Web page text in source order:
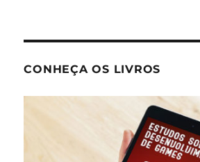
CONHEÇA OS LIVROS